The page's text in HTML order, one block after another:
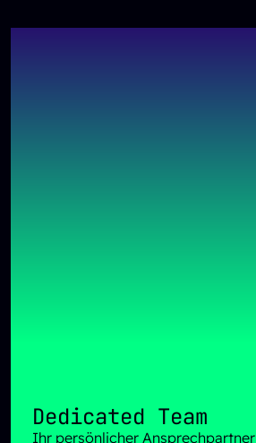
Dedicated Team
Ihr persönlicher Ansprechpartner